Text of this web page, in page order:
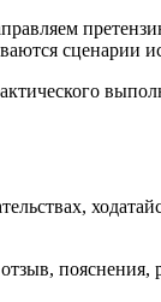
сценарии
пояснения,